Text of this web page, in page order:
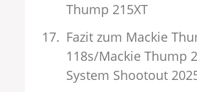
Thump 215XT
Fazit zum Mackie
118s/Mackie Thump
System Shootout